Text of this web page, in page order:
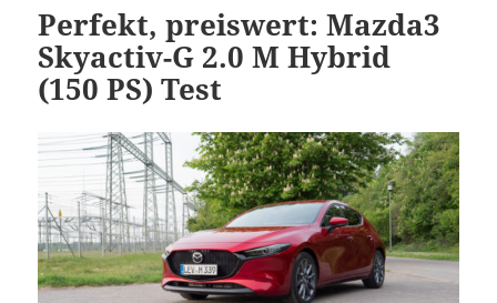
Perfekt, preiswert: Mazda3
Skyactiv-G 2.0 M Hybrid
(150 PS) Test